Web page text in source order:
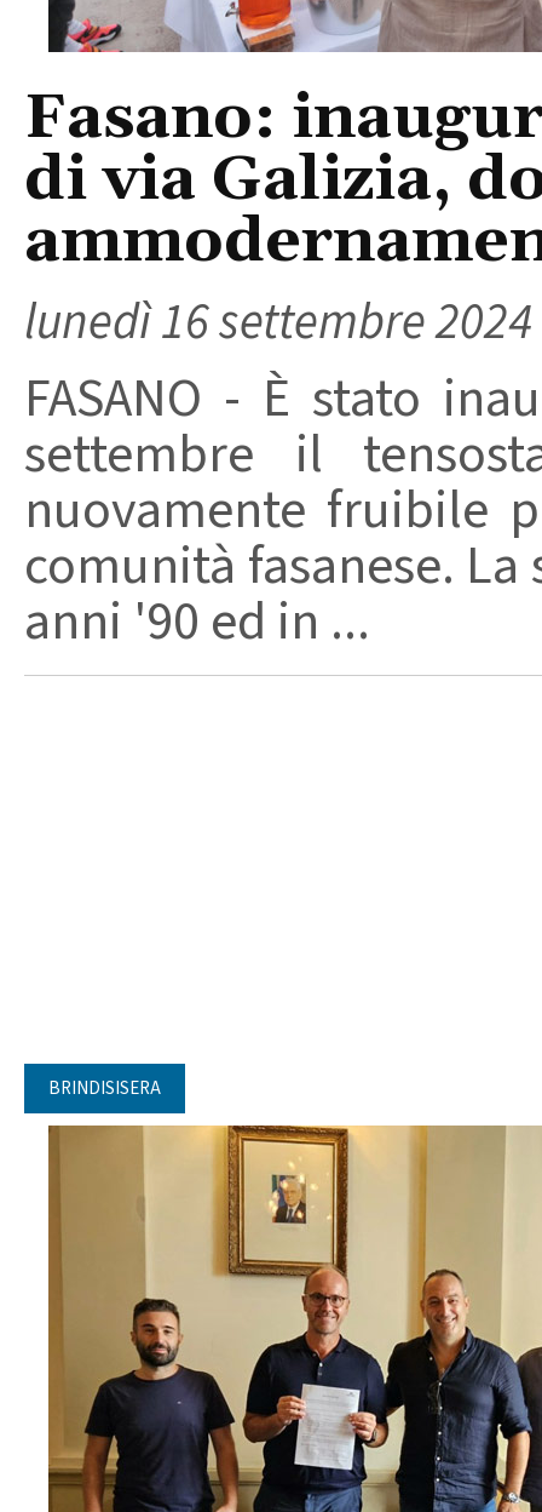
Fasano:
di via Galizia,
lunedì 16 settembre 2024
FASANO - È stato
settembre il
nuovamente fruibile
comunità fasanese.
anni '90 ed in ...
BRINDISISERA